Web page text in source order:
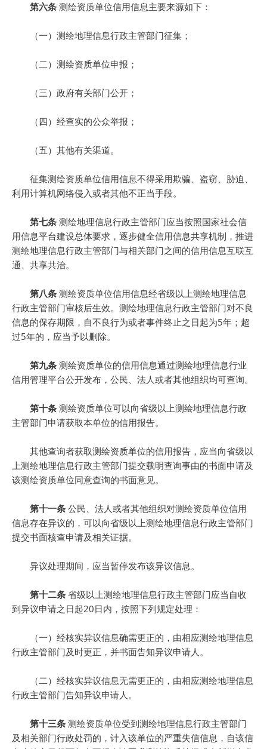
第六条 测绘资质单位信用信息主要来源如下：
（一）测绘地理信息行政主管部门征集；
（二）测绘资质单位申报；
（三）政府有关部门公开；
（四）经查实的公众举报；
（五）其他有关渠道。
征集测绘资质单位信用信息不得采用欺骗、盗窃、胁迫、
利用计算机网络侵入或者其他不正当手段。
第七条 测绘地理信息行政主管部门应当按照国家社会信
用信息平台建设总体要求，逐步健全信用信息共享机制，推进
测绘地理信息行政主管部门与相关部门之间的信用信息互联互
通、共享共治。
第八条 测绘资质单位信用信息经省级以上测绘地理信息
行政主管部门审核后生效。测绘地理信息行政主管部门对不良
信息的保存期限，自不良行为或者事件终止之日起为5年；超
过5年的，应当予以删除。
第九条 测绘资质单位的信用信息通过测绘地理信息行业
信用管理平台公开发布，公民、法人或者其他组织均可查询。
第十条 测绘资质单位可以向省级以上测绘地理信息行政
主管部门申请获取本单位的信用报告。
其他查询者获取测绘资质单位的信用报告，应当向省级以
上测绘地理信息行政主管部门提交载明查询事由的书面申请及
该测绘资质单位同意查询的书面意见。
第十一条 公民、法人或者其他组织对测绘资质单位信用
信息存在异议的，可以向省级以上测绘地理信息行政主管部门
提交书面核查申请及相关证据。
异议处理期间，应当暂停发布该异议信息。
第十二条 省级以上测绘地理信息行政主管部门应当自收
到异议申请之日起20日内，按照下列规定处理：
（一）经核实异议信息确需更正的，由相应测绘地理信息
行政主管部门及时更正，并书面告知异议申请人。
（二）经核实异议信息无需更正的，由相应测绘地理信息
行政主管部门告知异议申请人。
第十三条 测绘资质单位受到测绘地理信息行政主管部门
及相关部门行政处罚的，计入该单位的严重失信信息，自该信